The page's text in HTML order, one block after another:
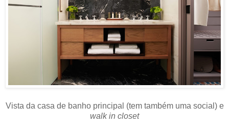
Vista da casa de banho principal (tem também uma social) e
walk in closet